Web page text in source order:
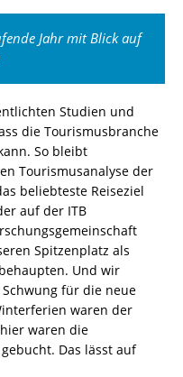
Jahr mit Blick auf
Studien und
die Tourismusbranche
So bleibt
Tourismusanalyse der
beliebteste Reiseziel
auf der ITB
Spitzenplatz als
Und wir
für die neue
waren der
waren die
Das lässt auf